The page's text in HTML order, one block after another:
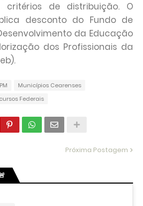
critérios de distribuição. O
desconto do Fundo de
da Educação
dos Profissionais da
Municípios Cearenses
Federais
Próxima Postagem